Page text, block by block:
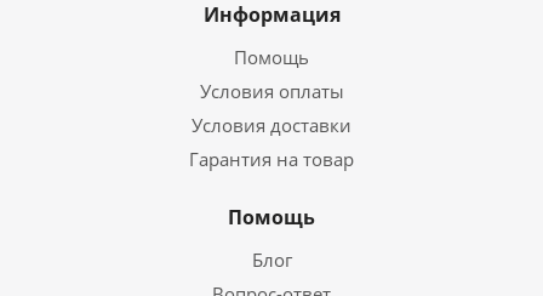
Информация
Помощь
Условия оплаты
Условия доставки
Гарантия на товар
Помощь
Блог